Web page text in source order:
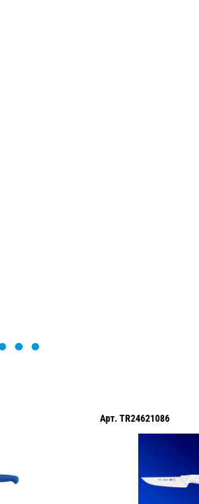
Арт. TR24621086